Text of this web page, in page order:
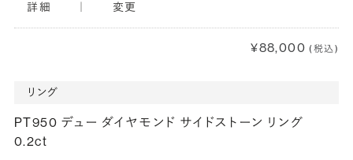
詳細 変更
¥88,000 (税込)
リング
PT950 デュー ダイヤモンド サイドストーン リング
0.2ct